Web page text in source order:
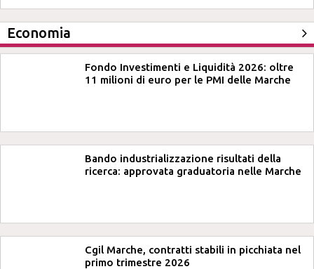
Economia
Fondo Investimenti e Liquidità 2026: oltre
11 milioni di euro per le PMI delle Marche
Bando industrializzazione risultati della
ricerca: approvata graduatoria nelle Marche
Cgil Marche, contratti stabili in picchiata nel
primo trimestre 2026